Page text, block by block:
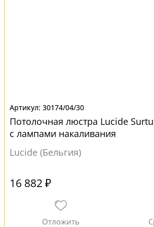
30174/04/30
Потолочная люстра Lucide
с лампами накаливания
Lucide (Бельгия)
16 882 ₽